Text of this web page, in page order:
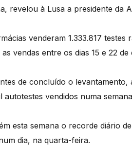
revelou à Lusa a presidente da
venderam 1.333.817
vendas entre os dias 15 e 22 de
de concluído o
autotestes vendidos numa
esta semana o recorde diário
dia, na quarta-feira.